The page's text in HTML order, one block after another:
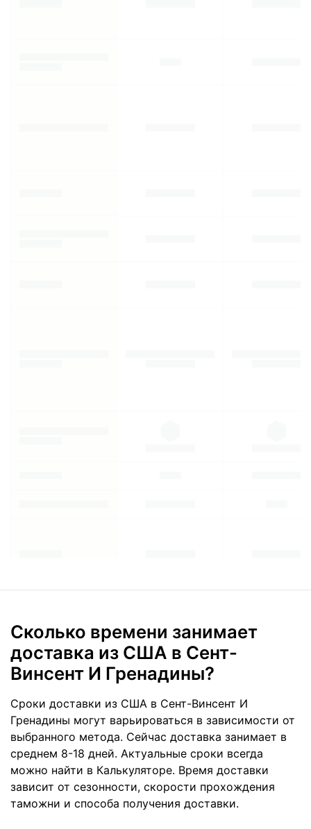
Сколько времени занимает
доставка из США в Сент-
Винсент И Гренадины?
Сроки доставки из США в Сент-Винсент И
Гренадины могут варьироваться в зависимости от
выбранного метода. Сейчас доставка занимает в
среднем 8-18 дней. Актуальные сроки всегда
можно найти в Калькуляторе. Время доставки
зависит от сезонности, скорости прохождения
таможни и способа получения доставки.